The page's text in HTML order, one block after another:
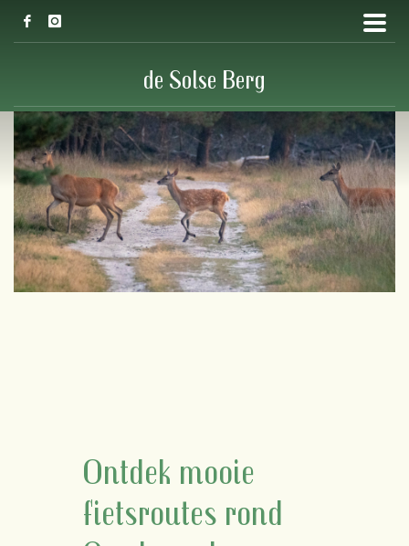
de Solse Berg
Ontdek mooie
fietsroutes rond